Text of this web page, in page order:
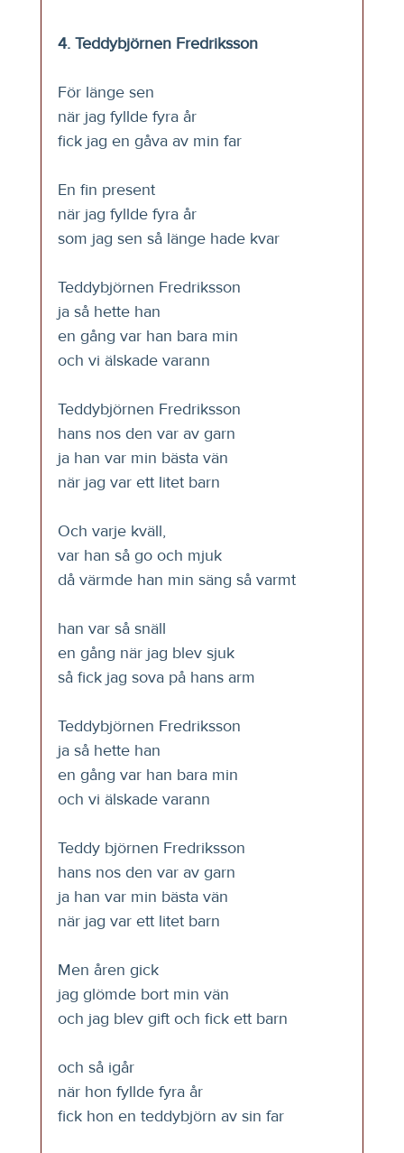
4. Teddybjörnen Fredriksson
För länge sen
när jag fyllde fyra år
fick jag en gåva av min far
En fin present
när jag fyllde fyra år
som jag sen så länge hade kvar
Teddybjörnen Fredriksson
ja så hette han
en gång var han bara min
och vi älskade varann
Teddybjörnen Fredriksson
hans nos den var av garn
ja han var min bästa vän
när jag var ett litet barn
Och varje kväll,
var han så go och mjuk
då värmde han min säng så varmt
han var så snäll
en gång när jag blev sjuk
så fick jag sova på hans arm
Teddybjörnen Fredriksson
ja så hette han
en gång var han bara min
och vi älskade varann
Teddy björnen Fredriksson
hans nos den var av garn
ja han var min bästa vän
när jag var ett litet barn
Men åren gick
jag glömde bort min vän
och jag blev gift och fick ett barn
och så igår
när hon fyllde fyra år
fick hon en teddybjörn av sin far